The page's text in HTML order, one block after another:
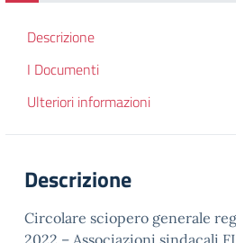
Descrizione
I Documenti
Ulteriori informazioni
Descrizione
Circolare sciopero generale
2022 – Associazioni sindacali